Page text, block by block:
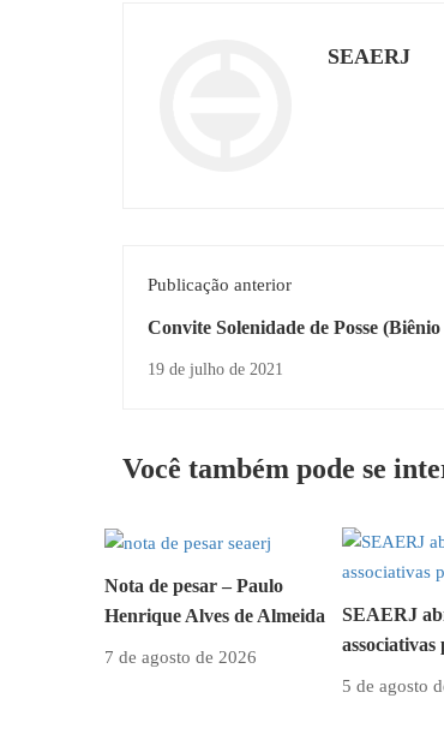
SEAERJ
Publicação anterior
Convite Solenidade de Posse
19 de julho de 2021
Você também pode se
Nota de pesar – Paulo
Henrique Alves de Almeida
7 de agosto de 2026
SEAERJ
associativas
5 de agosto